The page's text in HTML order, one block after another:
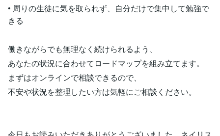
• 周りの生徒に気を取られず、自分だけで集中して勉強で
きる
働きながらでも無理なく続けられるよう、
あなたの状況に合わせてロードマップを組み立てます。
まずはオンラインで相談できるので、
不安や状況を整理したい方は気軽にご相談ください。